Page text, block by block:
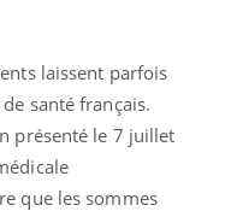
laissent parfois
santé français.
présenté le 7 juillet
que les sommes